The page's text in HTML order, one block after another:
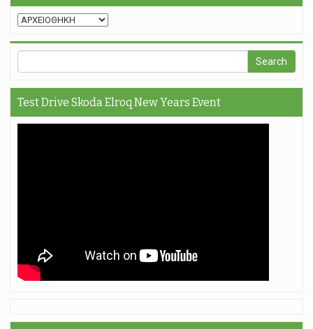
Test Drive Skoda Elroq New Years Event